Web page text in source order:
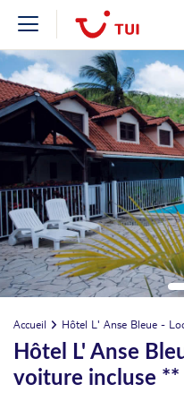
Accueil Hôtel L' Anse Bleue -
Hôtel L' Anse
voiture incluse **